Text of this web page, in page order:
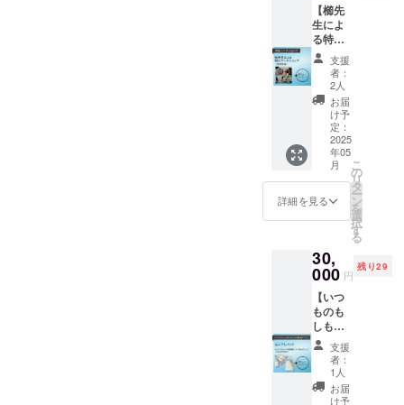
（12％
＋税）
をご支
援くだ
さる皆
様にご
負担い
ただく
事にな
りま
す。何
卒ご理
解の程
くお願
い致し
このプ
ロジェ
クトは
「CAM
PFIRE
Social
good」
に該当
しま
す。
※「CA
MPFIRE
for
Social
課題の
解決を
図る活
動を支
援する
もので
す。支
援金額
の手数
料
対応等
を記し
た「災
害が起
きた時
の行
動」に
関する
章 ・
「発災
時にこ
ども食
きるこ
と」に
成され
ていま
す。 ※
このプ
ロジェ
クトは
「CAM
PFIRE
Social
for
Social
good」
に該当
しま
す。
※「CA
MPFIRE
Social
good」
は社会
課題の
解決を
もので
す。支
援金額
の手数
料
（12％
＋税）
をご支
援くだ
さる皆
同会
社」の
取り組
みにつ
いて、
UCI
Lab.合
同会社
代表渡
辺隆
史、人
類学者
比嘉夏
子さ
川亘太
さんの3
名の視
点で書
かれた
書籍
「地道
に取り
組むイ
ノベー
ショ
【櫛先
生によ
る特別
ワーク
ショッ
プ＠東
京】 国
立大学
法人京
都工芸
繊維大
学 櫛
勝彦名
誉教授
による
ワーク
プにご
参加い
ただけ
ます。
今回の
クラウ
ドファ
ンディ
ングの
ため
に、幅
支援
者：
2人
お届
け予
定：
2025
年05
月
詳細を見る
こ
の
リ
タ
ー
ン
を
選
択
す
る
30,
000 円
残り29
【いつ
ものも
しもの
みんな
の快適
なんで
もバッ
グ（コ
支援
者：
1人
お届
け予